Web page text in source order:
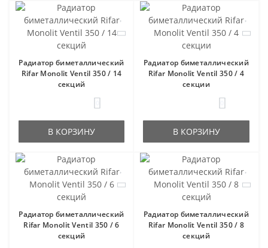
Радиатор биметаллический
Rifar Monolit Ventil 350 / 14
секций
В КОРЗИНУ
Радиатор биметаллический
Rifar Monolit Ventil 350 / 4
секции
В КОРЗИНУ
Радиатор биметаллический
Rifar Monolit Ventil 350 / 6
секций
Радиатор биметаллический
Rifar Monolit Ventil 350 / 8
секций